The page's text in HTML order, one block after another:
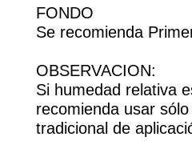
FONDO
Se recomienda
OBSERVACION:
Si humedad relativa
recomienda usar
tradicional de